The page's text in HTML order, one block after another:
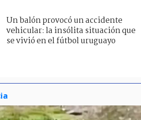
Un balón provocó un accidente
vehicular: la insólita situación que
se vivió en el fútbol uruguayo